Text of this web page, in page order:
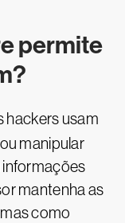
permite
hackers usam
manipular
mantenha as
como